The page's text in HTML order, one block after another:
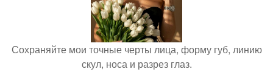
Сохраняйте мои точные черты лица, форму губ, линию
скул, носа и разрез глаз.